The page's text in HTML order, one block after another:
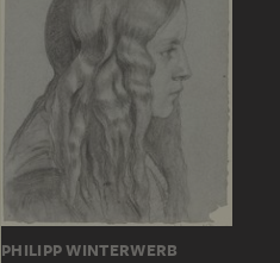
PHILIPP WINTERWERB